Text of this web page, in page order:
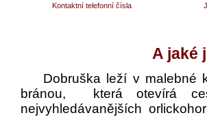
Kontaktní telefonní čísla
A jaké
Dobruška leží v malebné
bránou, která otevírá
nejvyhledávanějších